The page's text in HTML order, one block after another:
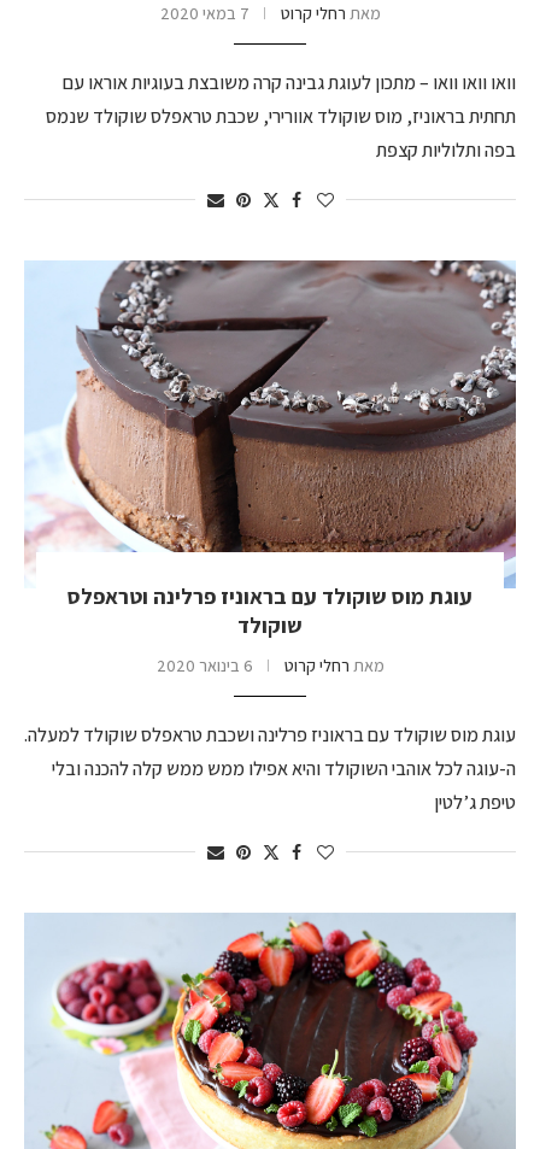
מאת רחלי קרוט 7 במאי 2020
וואו וואו וואו – מתכון לעוגת גבינה קרה משובצת בעוגיות אוראו עם
תחתית בראוניז, מוס שוקולד אוורירי, שכבת טראפלס שוקולד שנמס
בפה ותלוליות קצפת
עוגת מוס שוקולד עם בראוניז פרלינה וטראפלס
שוקולד
מאת רחלי קרוט 6 בינואר 2020
עוגת מוס שוקולד עם בראוניז פרלינה ושכבת טראפלס שוקולד למעלה.
ה-עוגה לכל אוהבי השוקולד והיא אפילו ממש ממש קלה להכנה ובלי
טיפת ג’לטין